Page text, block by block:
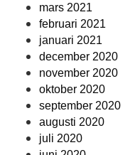
mars 2021
februari 2021
januari 2021
december 2020
november 2020
oktober 2020
september 2020
augusti 2020
juli 2020